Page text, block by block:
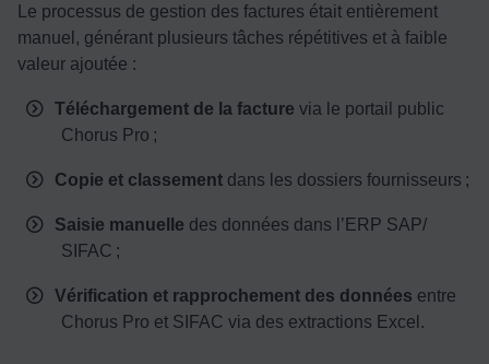
Le processus de gestion des factures était entièrement
manuel, générant plusieurs tâches répétitives et à faible
valeur ajoutée :
Téléchargement de la facture via le portail public
Chorus Pro ;
Copie et classementdans les dossiers fournisseurs ;
Saisie manuelle des données dans l’ERP SAP/
SIFAC ;
Vérification et rapprochement des données entre
Chorus Pro et SIFAC via des extractions Excel.